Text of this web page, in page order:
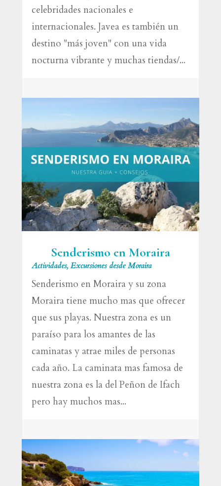
celebridades nacionales e
internacionales. Javea es también un
destino "más joven" con una vida
nocturna vibrante y muchas tiendas/...
Senderismo en Moraira
Actividades,Excursiones desde Moraira
Senderismo en Moraira y su zona
Moraira tiene mucho mas que ofrecer
que sus playas. Nuestra zona es un
paraíso para los amantes de las
caminatas y atrae miles de personas
cada año. La caminata mas famosa de
nuestra zona es la del Peñon de Ifach
pero hay muchos mas...